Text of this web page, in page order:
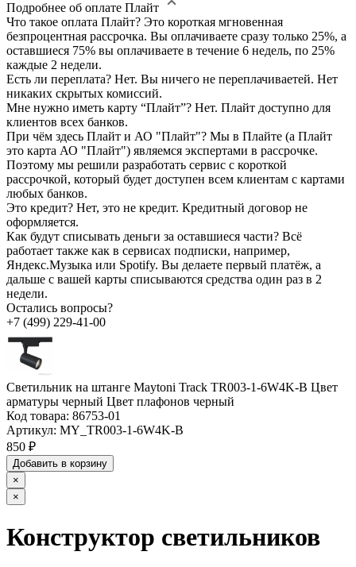
Подробнее об оплате Плайт
Что такое оплата Плайт? Это короткая мгновенная
безпроцентная рассрочка. Вы оплачиваете сразу только 25%, а
оставшиеся 75% вы оплачиваете в течение 6 недель, по 25%
каждые 2 недели.
Есть ли переплата? Нет. Вы ничего не переплачиваетей. Нет
никаких скрытых комиссий.
Мне нужно иметь карту “Плайт”? Нет. Плайт доступно для
клиентов всех банков.
При чём здесь Плайт и АО "Плайт"? Мы в Плайте (а Плайт
это карта АО "Плайт") являемся экспертами в рассрочке.
Поэтому мы решили разработать сервис с короткой
рассрочкой, который будет доступен всем клиентам с картами
любых банков.
Это кредит? Нет, это не кредит. Кредитный договор не
оформляется.
Как будут списывать деньги за оставшиеся части? Всё
работает также как в сервисах подписки, например,
Яндекс.Музыка или Spotify. Вы делаете первый платёж, а
дальше с вашей карты списываются средства один раз в 2
недели.
Остались вопросы?
+7 (499) 229-41-00
Светильник на штанге Maytoni Track TR003-1-6W4K-B Цвет
арматуры черный Цвет плафонов черный
Код товара: 86753-01
Артикул: MY_TR003-1-6W4K-B
850 ₽
Добавить в корзину
×
×
Конструктор светильников